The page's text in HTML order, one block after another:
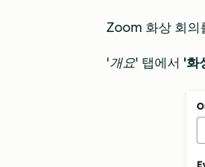
Zoom 화상 회의
'개요' 탭에서 '화